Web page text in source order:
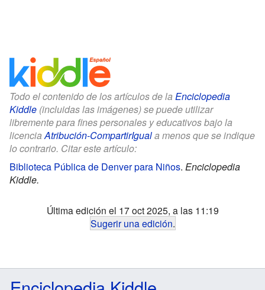
Todo el contenido de los artículos de la Enciclopedia
Kiddle (incluidas las imágenes) se puede utilizar
libremente para fines personales y educativos bajo la
licenciaAtribución-CompartirIguala menos que se indique
lo contrario. Citar este artículo:
Biblioteca Pública de Denver para Niños. Enciclopedia
Kiddle.
Última edición el 17 oct 2025, a las 11:19
Sugerir una edición.